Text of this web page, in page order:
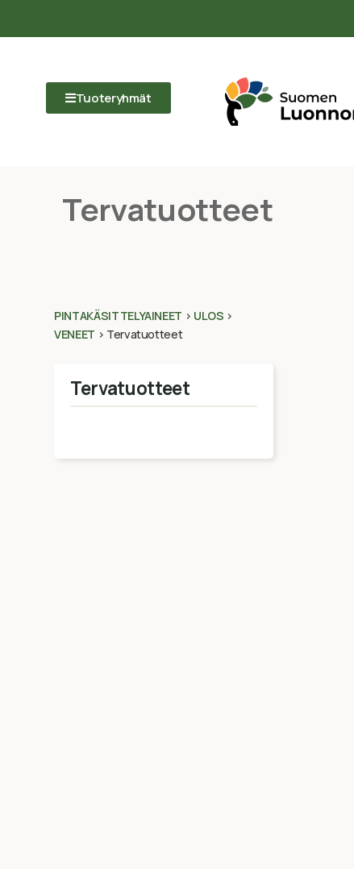
Tuoteryhmät
Tervatuotteet
PINTAKÄSITTELYAINEET > ULOS >
VENEET > Tervatuotteet
Tervatuotteet